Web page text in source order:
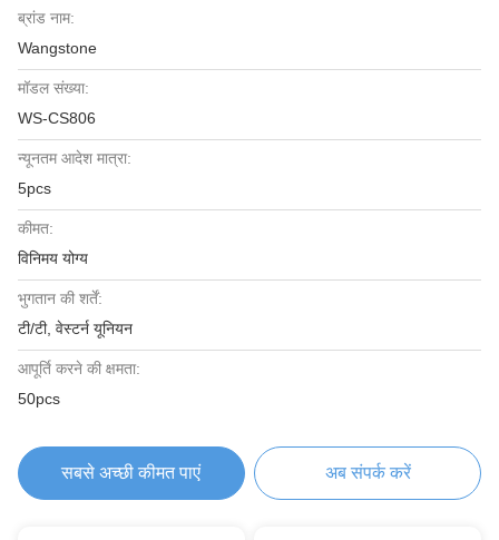
ब्रांड नाम:
Wangstone
मॉडल संख्या:
WS-CS806
न्यूनतम आदेश मात्रा:
5pcs
कीमत:
विनिमय योग्य
भुगतान की शर्तें:
टी/टी, वेस्टर्न यूनियन
आपूर्ति करने की क्षमता:
50pcs
सबसे अच्छी कीमत पाएं अब संपर्क करें